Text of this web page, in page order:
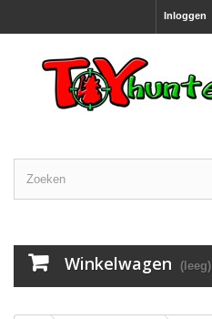
Inloggen
Winkelwagen (leeg)